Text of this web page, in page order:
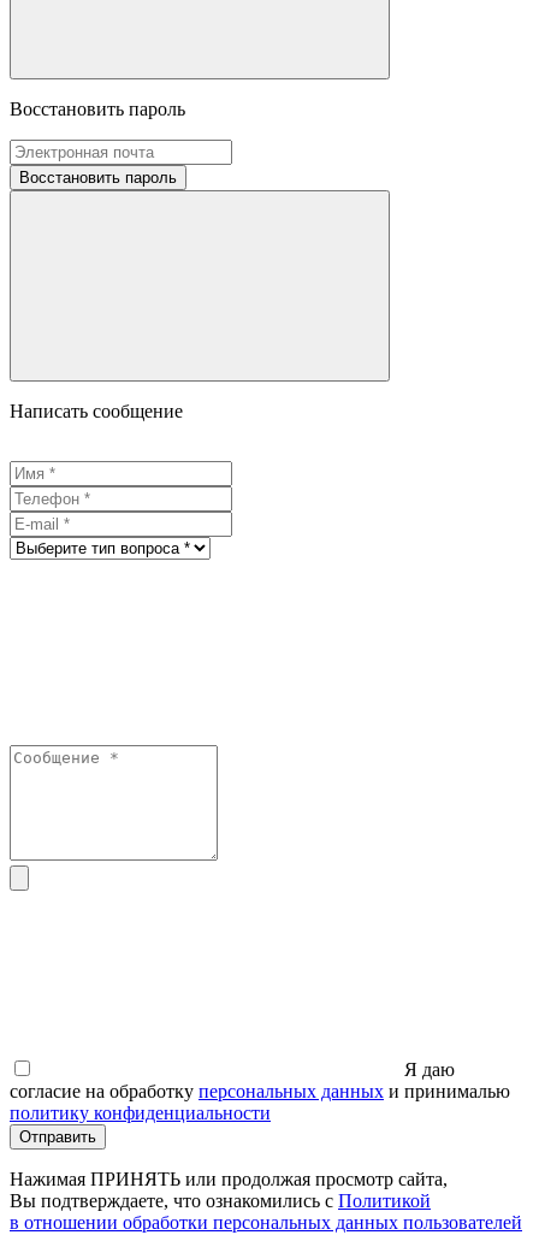
Восстановить пароль
Восстановить пароль
Написать сообщение
Я даю
согласие на обработку персональных данных и принималью
политику конфиденциальности
Отправить
Нажимая ПРИНЯТЬ или продолжая просмотр сайта,
Вы подтверждаете, что ознакомились с Политикой
в отношении обработки персональных данных пользователей